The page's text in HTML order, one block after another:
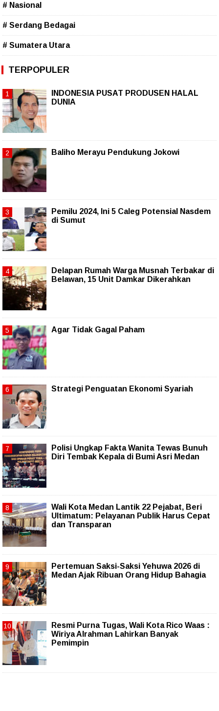
# Nasional
# Serdang Bedagai
# Sumatera Utara
TERPOPULER
INDONESIA PUSAT PRODUSEN HALAL
DUNIA
Baliho Merayu Pendukung Jokowi
Pemilu 2024, Ini 5 Caleg Potensial Nasdem
di Sumut
Delapan Rumah Warga Musnah Terbakar di
Belawan, 15 Unit Damkar Dikerahkan
Agar Tidak Gagal Paham
Strategi Penguatan Ekonomi Syariah
Polisi Ungkap Fakta Wanita Tewas Bunuh
Diri Tembak Kepala di Bumi Asri Medan
Wali Kota Medan Lantik 22 Pejabat, Beri
Ultimatum: Pelayanan Publik Harus Cepat
dan Transparan
Pertemuan Saksi-Saksi Yehuwa 2026 di
Medan Ajak Ribuan Orang Hidup Bahagia
Resmi Purna Tugas, Wali Kota Rico Waas :
Wiriya Alrahman Lahirkan Banyak
Pemimpin